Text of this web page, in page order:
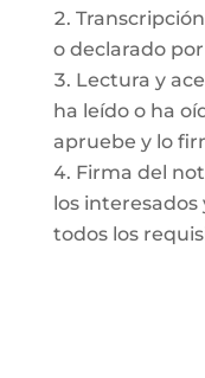
o declarado
Lectura y
ha leído o ha
apruebe y lo
Firma del
los
todos los